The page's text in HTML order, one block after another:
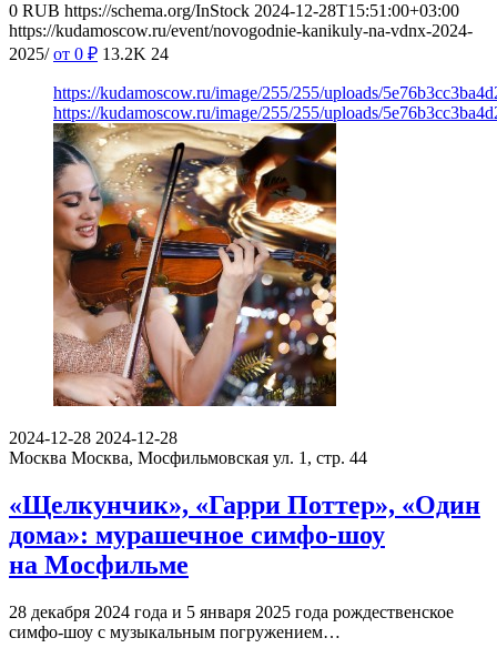
0 RUB https://schema.org/InStock 2024-12-28T15:51:00+03:00
https://kudamoscow.ru/event/novogodnie-kanikuly-na-vdnx-2024-
2025/ от 0 ₽ 13.2K 24
https://kudamoscow.ru/image/255/255/uploads/
https://kudamoscow.ru/image/255/255/uploads/
2024-12-28 2024-12-28
Москва Москва, Мосфильмовская ул. 1, стр. 44
«Щелкунчик», «Гарри Поттер», «Один
дома»: мурашечное симфо-шоу
на Мосфильме
28 декабря 2024 года и 5 января 2025 года рождественское
симфо-шоу с музыкальным погружением…